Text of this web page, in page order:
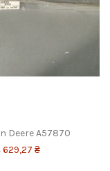
Deere A57870
629,27 ₴